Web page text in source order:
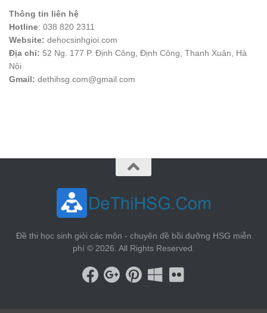
Thông tin liên hệ
Hotline: 038 820 2311
Website: dehocsinhgioi.com
Địa chỉ: 52 Ng. 177 P. Định Công, Định Công, Thanh Xuân, Hà
Nội
Gmail: dethihsg.com@gmail.com
Đề thi học sinh giỏi các môn - chuyên đề bồi dưỡng HSG miễn
phí © 2026. All Rights Reserved.